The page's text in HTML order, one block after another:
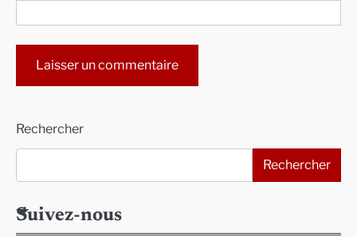
Rechercher
Rechercher
Suivez-nous